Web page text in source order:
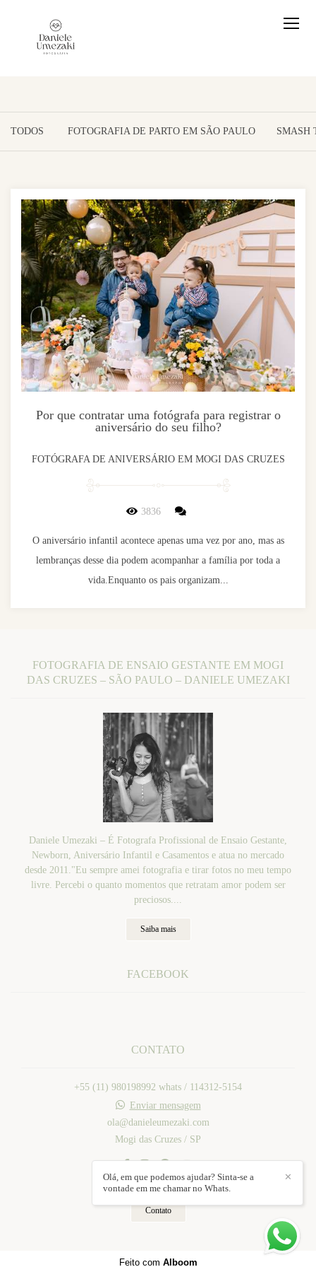
TODOS FOTOGRAFIA DE PARTO EM SÃO PAULO SMASH
Por que contratar uma fotógrafa para registrar o
aniversário do seu filho?
FOTÓGRAFA DE ANIVERSÁRIO EM MOGI DAS CRUZES
3836
O aniversário infantil acontece apenas uma vez por ano, mas as
lembranças desse dia podem acompanhar a família por toda a
vida.Enquanto os pais organizam...
FOTOGRAFIA DE ENSAIO GESTANTE EM MOGI
DAS CRUZES – SÃO PAULO – DANIELE UMEZAKI
Daniele Umezaki – É Fotografa Profissional de Ensaio Gestante,
Newborn, Aniversário Infantil e Casamentos e atua no mercado
desde 2011."Eu sempre amei fotografia e tirar fotos no meu tempo
livre. Percebi o quanto momentos que retratam amor podem ser
preciosos....
Saiba mais
FACEBOOK
CONTATO
+55 (11) 980198992 whats / 114312-5154
Enviar mensagem
ola@danieleumezaki.com
Mogi das Cruzes / SP
Contato
✕
Olá, em que podemos ajudar? Sinta-se a
vontade em me chamar no Whats.
Feito com Alboom